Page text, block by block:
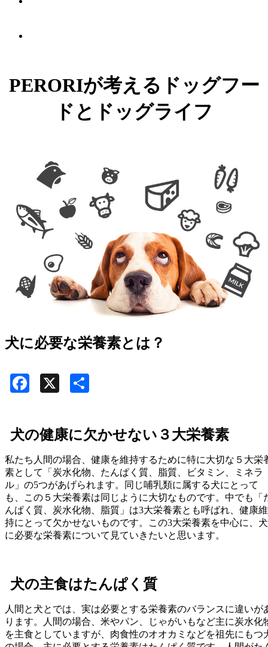
PERORIが考えるドッグフー
ドとドッグライフ
犬に必要な栄養素とは？
Facebook
犬の健康に欠かせない３大栄養素
私たち人間の場合、健康を維持するために特に大切な５大栄
素として「炭水化物、たんぱく質、脂質、ビタミン、ミネラ
ル」の5つがあげられます。同じ哺乳類に属する犬にとって
も、この５大栄養素は同じように大切なものです。中でも「
んぱく質、炭水化物、脂質」は3大栄養素とも呼ばれ、健康維
持にとって欠かせないものです。この3大栄養素を中心に、犬
に必要な栄養素について見ていきたいと思います。
犬の主食はたんぱく質
人間と犬とでは、実は必要とする栄養素のバランスに違いが
ります。人間の場合、米やパン、じゃがいもなど主に炭水化
を主食としていますが、肉食性のオオカミなどを祖先にもつ